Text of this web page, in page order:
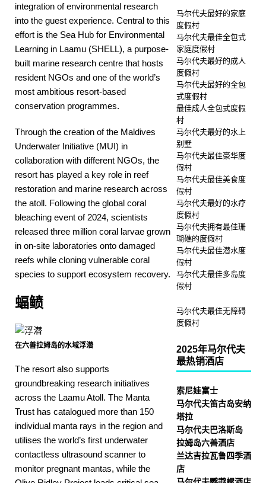
integration of environmental research
into the guest experience. Central to this
effort is the Sea Hub for Environmental
Learning in Laamu (SHELL), a purpose-
built marine research centre that hosts
resident NGOs and one of the world’s
most ambitious resort-based
conservation programmes.
Through the creation of the Maldives
Underwater Initiative (MUI) in
collaboration with different NGOs, the
resort has played a key role in reef
restoration and marine research across
the atoll. Following the global coral
bleaching event of 2024, scientists
released three million coral larvae grown
in on-site laboratories onto damaged
reefs while cloning vulnerable coral
species to support ecosystem recovery.
蝠鲼
在六善拉姆岛的水域浮潜
The resort also supports
groundbreaking research initiatives
across the Laamu Atoll. The Manta
Trust has catalogued more than 150
individual manta rays in the region and
utilises the world’s first underwater
contactless ultrasound scanner to
monitor pregnant mantas, while the
马尔代夫最好的家庭
度假村
马尔代夫最佳全包式
家庭度假村
马尔代夫最好的成人
度假村
马尔代夫最好的全包
式度假村
最佳成人全包式度假
村
马尔代夫最好的水上
别墅
马尔代夫最佳豪华度
假村
马尔代夫最佳美食度
假村
马尔代夫最好的水疗
度假村
马尔代夫拥有最佳珊
瑚礁的度假村
马尔代夫最佳潜水度
假村
马尔代夫最佳多岛度
假村
马尔代夫最佳无障碍
度假村
2025年马尔代夫
最热销酒店
索尼娃富士
马尔代夫笛古岛安纳
塔拉
马尔代夫巴洛斯岛
拉姆岛六善酒店
兰达吉拉瓦鲁四季酒
店